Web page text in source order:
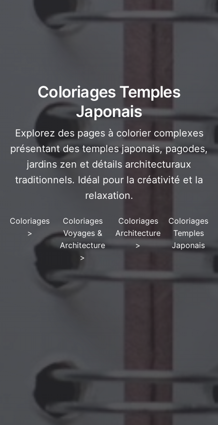
Coloriages Temples
Japonais
Explorez des pages à colorier complexes
présentant des temples japonais, pagodes,
jardins zen et détails architecturaux
traditionnels. Idéal pour la créativité et la
relaxation.
Coloriages
>
Coloriages
Voyages &
Architecture
>
Coloriages
Architecture
>
Coloriages
Temples
Japonais